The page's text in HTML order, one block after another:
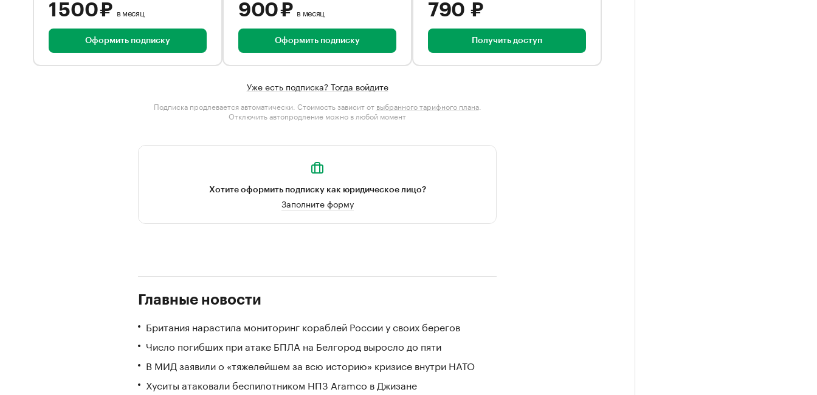
1 500 ₽ в месяц
Оформить подписку
900 ₽ в месяц
Оформить подписку
790 ₽
Получить доступ
Уже есть подписка? Тогда войдите
Подписка продлевается автоматически. Стоимость зависит от выбранного тарифного плана.
Отключить автопродление можно в любой момент
Хотите оформить подписку как юридическое лицо?
Заполните форму
Главные новости
Британия нарастила мониторинг кораблей России у своих берегов
Число погибших при атаке БПЛА на Белгород выросло до пяти
В МИД заявили о «тяжелейшем за всю историю» кризисе внутри НАТО
Хуситы атаковали беспилотником НПЗ Aramco в Джизане